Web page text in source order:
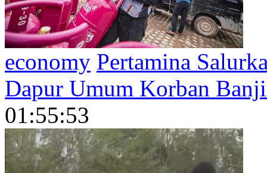
economy Pertamina
Dapur Umum Korban
01:55:53